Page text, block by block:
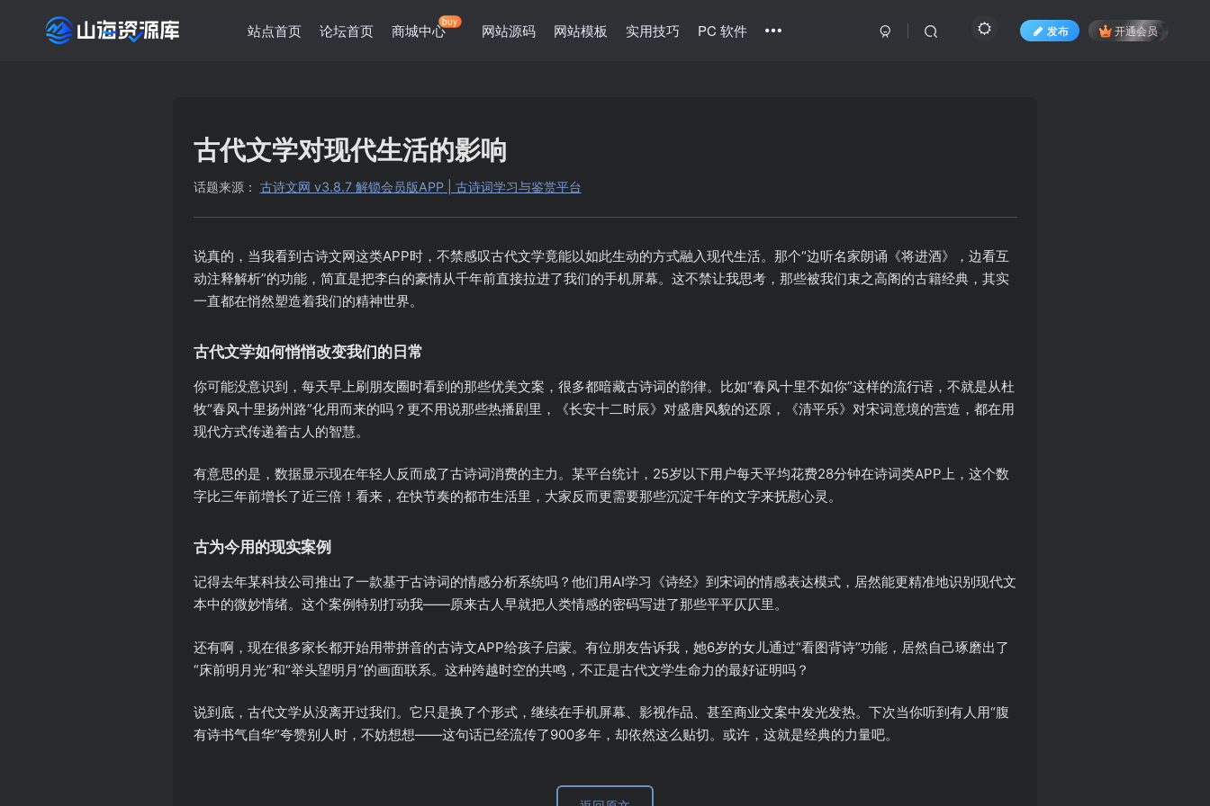
站点首页 论坛首页 商城中心buy 网站源码 网站模板 实用技巧 PC 软件 发布 开通会员
古代文学对现代生活的影响
话题来源： 古诗文网 v3.8.7 解锁会员版APP | 古诗词学习与鉴赏平台
说真的，当我看到古诗文网这类APP时，不禁感叹古代文学竟能以如此生动的方式融入现代生活。那个“边听名家朗诵《将进酒》，边看互
动注释解析”的功能，简直是把李白的豪情从千年前直接拉进了我们的手机屏幕。这不禁让我思考，那些被我们束之高阁的古籍经典，其实
一直都在悄然塑造着我们的精神世界。
古代文学如何悄悄改变我们的日常
你可能没意识到，每天早上刷朋友圈时看到的那些优美文案，很多都暗藏古诗词的韵律。比如“春风十里不如你”这样的流行语，不就是从杜
牧“春风十里扬州路”化用而来的吗？更不用说那些热播剧里，《长安十二时辰》对盛唐风貌的还原，《清平乐》对宋词意境的营造，都在用
现代方式传递着古人的智慧。
有意思的是，数据显示现在年轻人反而成了古诗词消费的主力。某平台统计，25岁以下用户每天平均花费28分钟在诗词类APP上，这个数
字比三年前增长了近三倍！看来，在快节奏的都市生活里，大家反而更需要那些沉淀千年的文字来抚慰心灵。
古为今用的现实案例
记得去年某科技公司推出了一款基于古诗词的情感分析系统吗？他们用AI学习《诗经》到宋词的情感表达模式，居然能更精准地识别现代文
本中的微妙情绪。这个案例特别打动我——原来古人早就把人类情感的密码写进了那些平平仄仄里。
还有啊，现在很多家长都开始用带拼音的古诗文APP给孩子启蒙。有位朋友告诉我，她6岁的女儿通过“看图背诗”功能，居然自己琢磨出了
“床前明月光”和“举头望明月”的画面联系。这种跨越时空的共鸣，不正是古代文学生命力的最好证明吗？
说到底，古代文学从没离开过我们。它只是换了个形式，继续在手机屏幕、影视作品、甚至商业文案中发光发热。下次当你听到有人用“腹
有诗书气自华”夸赞别人时，不妨想想——这句话已经流传了900多年，却依然这么贴切。或许，这就是经典的力量吧。